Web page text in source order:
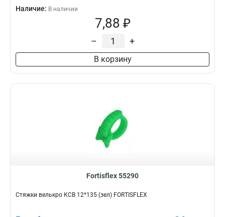
Наличие: В наличии
7,88 ₽
– +
В корзину
Fortisflex 55290
Стяжки велькро КСВ 12*135 (зел) FORTISFLEX